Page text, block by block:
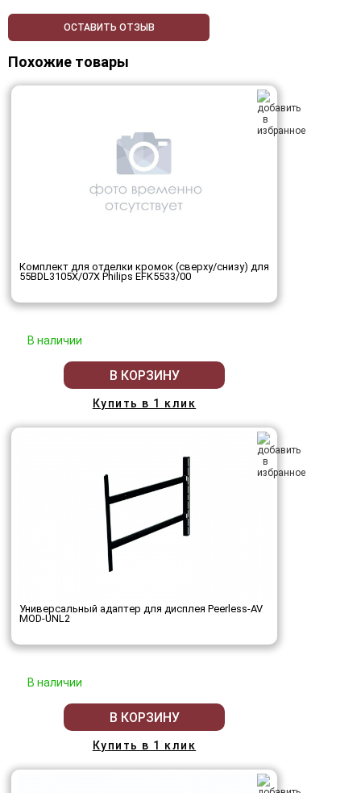
ОСТАВИТЬ ОТЗЫВ
Похожие товары
Комплект для отделки кромок (сверху/снизу) для
55BDL3105X/07X Philips EFK5533/00
В наличии
В КОРЗИНУ
Купить в 1 клик
Универсальный адаптер для дисплея Peerless-AV
MOD-UNL2
В наличии
В КОРЗИНУ
Купить в 1 клик